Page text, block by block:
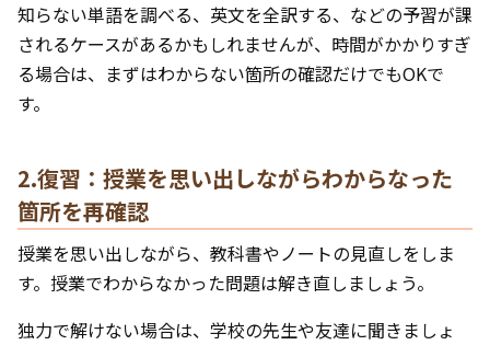
知らない単語を調べる、英文を全訳する、などの予習が課
されるケースがあるかもしれませんが、時間がかかりすぎ
る場合は、まずはわからない箇所の確認だけでもOKで
す。
2.復習：授業を思い出しながらわからなった
箇所を再確認
授業を思い出しながら、教科書やノートの見直しをしま
す。授業でわからなかった問題は解き直しましょう。
独力で解けない場合は、学校の先生や友達に聞きましょ